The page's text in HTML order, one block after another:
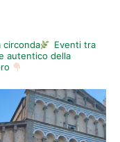
circonda
Eventi tra
autentico della